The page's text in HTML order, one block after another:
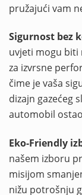
pružajući vam
Sigurnost bez
uvjeti mogu biti
za izvrsne
čime je vaša
dizajn gazećeg
automobil
Eko-Friendly
našem izboru
misijom
nižu potrošnju